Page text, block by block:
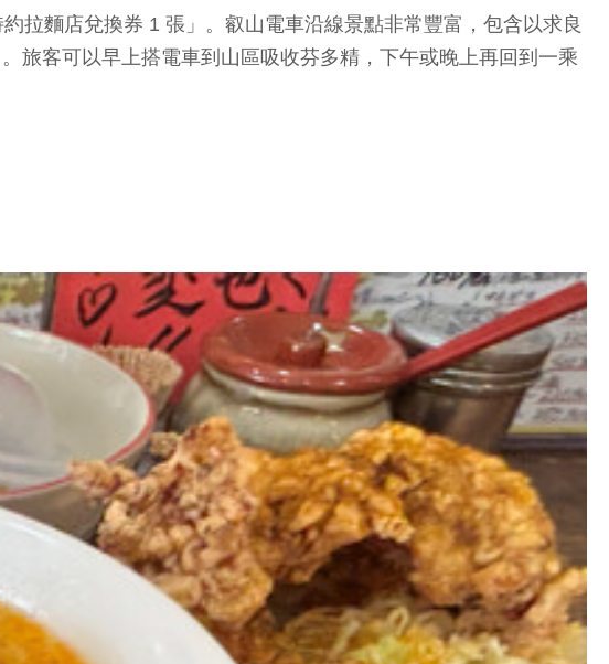
拉麵店兌換券 1 張」。叡山電車沿線景點非常豐富，包含以求良
旅客可以早上搭電車到山區吸收芬多精，下午或晚上再回到一乘